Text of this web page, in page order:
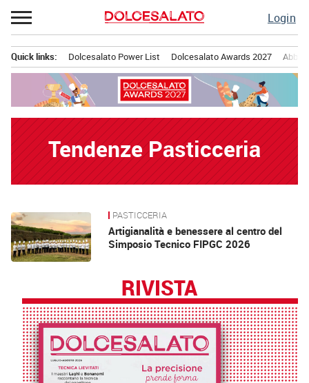
Passa
al
Login
principale
Quick links: Dolcesalato Power List Dolcesalato Awards 2027
Tendenze Pasticceria
News PASTICCERIA
Artigianalità e benessere al centro del
Simposio Tecnico FIPGC 2026
RIVISTA